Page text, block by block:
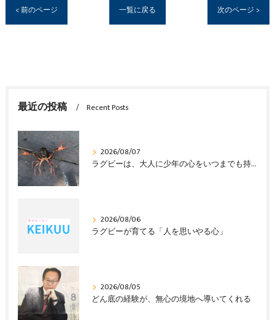
< 前のページ 一覧に戻る 次のページ >
最近の投稿 Recent Posts
2026/08/07
ラグビーは、大人に少年の心をいつまでも持ち続けさせる
2026/08/06
ラグビーが育てる「人を思いやる心」
2026/08/05
どん底の経験が、無心の境地へ導いてくれる